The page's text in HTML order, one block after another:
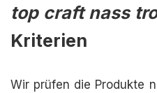
top craft nass
Kriterien
Wir prüfen die Produkte